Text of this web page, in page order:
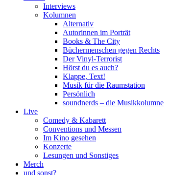
Interviews
Kolumnen
Alternativ
Autorinnen im Porträt
Books & The City
Büchermenschen gegen Rechts
Der Vinyl-Terrorist
Hörst du es auch?
Klappe, Text!
Musik für die Raumstation
Persönlich
soundnerds – die Musikkolumne
Live
Comedy & Kabarett
Conventions und Messen
Im Kino gesehen
Konzerte
Lesungen und Sonstiges
Merch
und sonst?